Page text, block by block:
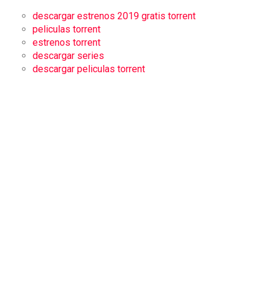
descargar estrenos 2019 gratis torrent
peliculas torrent
estrenos torrent
descargar series
descargar peliculas torrent